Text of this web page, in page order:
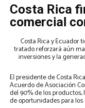
Costa Rica
comercial
Costa Rica y Ecuador
tratado reforzará aún
inversiones y la
El presidente de Costa
Acuerdo de Asociación
del 90% de los
de oportunidades para